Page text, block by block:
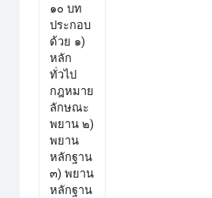
๑๐ บท
ประกอบ
ด้วย ๑)
หลัก
ทั่วไป
กฎหมาย
ลักษณะ
พยาน ๒)
พยาน
หลักฐาน
๓)พยาน
หลักฐาน